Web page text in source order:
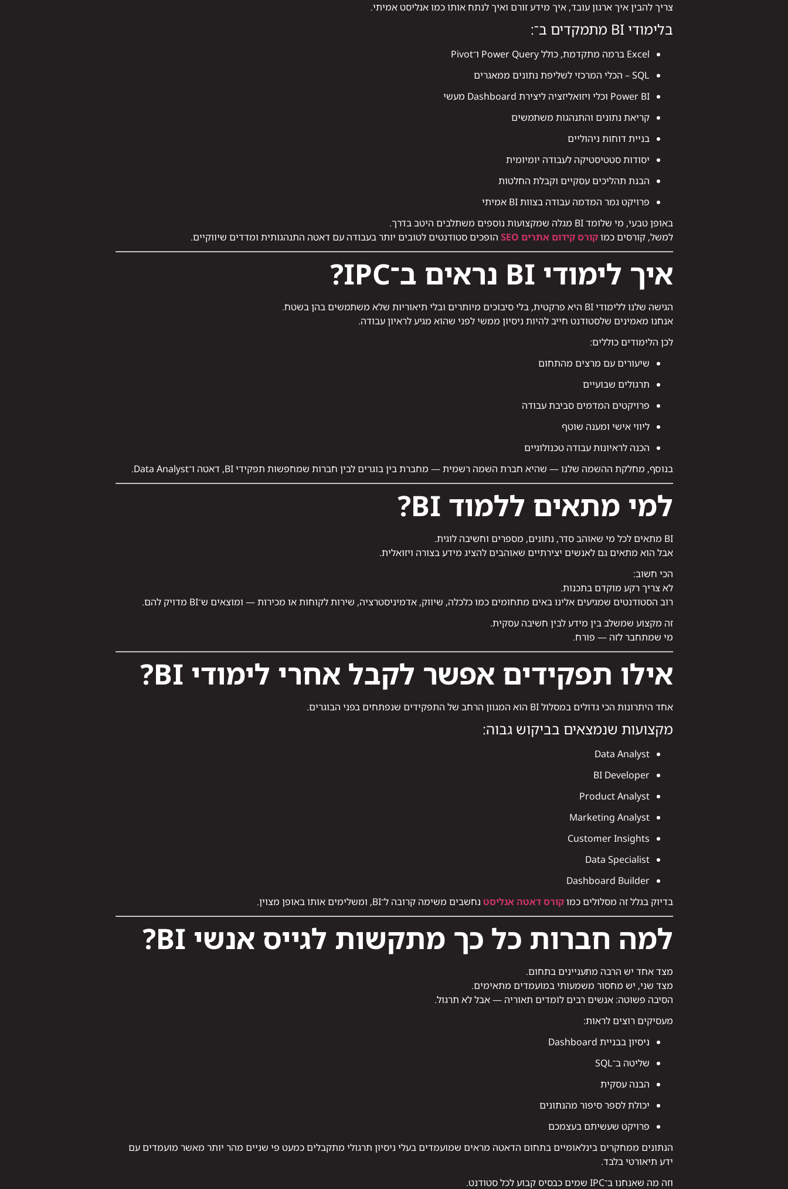
צריך להבין איך ארגון עובד, איך מידע זורם ואיך לנתח אותו כמו אנליסט אמיתי.
בלימודי BI מתמקדים ב־:
Excel ברמה מתקדמת, כולל Power Query ו־Pivot
SQL – הכלי המרכזי לשליפת נתונים ממאגרים
Power BI וכלי ויזואליזציה ליצירת Dashboard מעשי
קריאת נתונים והתנהגות משתמשים
בניית דוחות ניהוליים
יסודות סטטיסטיקה לעבודה יומיומית
הבנת תהליכים עסקיים וקבלת החלטות
פרויקט גמר המדמה עבודה בצוות BI אמיתי
באופן טבעי, מי שלומד BI מגלה שמקצועות נוספים משתלבים היטב בדרך.
למשל, קורסים כמוקורס קידום אתרים SEO הופכים סטודנטים לטובים יותר בעבודה עם דאטה התנהגותית ומדדים שיווקיים.
איך לימודי BI נראים ב־IPC?
הגישה שלנו ללימודי BI היא פרקטית, בלי סיבוכים מיותרים ובלי תיאוריות שלא משתמשים בהן בשטח.
אנחנו מאמינים שלסטודנט חייב להיות ניסיון ממשי לפני שהוא מגיע לראיון עבודה.
לכן הלימודים כוללים:
שיעורים עם מרצים מהתחום
תרגולים שבועיים
פרויקטים המדמים סביבת עבודה
ליווי אישי ומענה שוטף
הכנה לראיונות עבודה טכנולוגיים
בנוסף, מחלקת ההשמה שלנו — שהיא חברת השמה רשמית — מחברת בין בוגרים לבין חברות שמחפשות תפקידי BI, דאטה ו־Data Analyst.
למי מתאים ללמוד BI?
BI מתאים לכל מי שאוהב סדר, נתונים, מספרים וחשיבה לוגית.
אבל הוא מתאים גם לאנשים יצירתיים שאוהבים להציג מידע בצורה ויזואלית.
הכי חשוב:
לא צריך רקע מוקדם בתכנות.
רוב הסטודנטים שמגיעים אלינו באים מתחומים כמו כלכלה, שיווק, אדמיניסטרציה, שירות לקוחות או מכירות — ומוצאים ש־BI מדויק להם.
זה מקצוע שמשלב בין מידע לבין חשיבה עסקית.
מי שמתחבר לזה — פורח.
אילו תפקידים אפשר לקבל אחרי לימודי BI?
אחד היתרונות הכי גדולים במסלול BI הוא המגוון הרחב של התפקידים שנפתחים בפני הבוגרים.
מקצועות שנמצאים בביקוש גבוה:
Data Analyst
BI Developer
Product Analyst
Marketing Analyst
Customer Insights
Data Specialist
Dashboard Builder
בדיוק בגלל זה מסלולים כמוקורס דאטה אנליסט נחשבים משימה קרובה ל־BI, ומשלימים אותו באופן מצוין.
למה חברות כל כך מתקשות לגייס אנשי BI?
מצד אחד יש הרבה מתעניינים בתחום.
מצד שני, יש מחסור משמעותי במועמדים מתאימים.
הסיבה פשוטה: אנשים רבים לומדים תאוריה — אבל לא תרגול.
מעסיקים רוצים לראות:
ניסיון בבניית Dashboard
שליטה ב־SQL
הבנה עסקית
יכולת לספר סיפור מהנתונים
פרויקט שעשיתם בעצמכם
הנתונים ממחקרים בינלאומיים בתחום הדאטה מראים שמועמדים בעלי ניסיון תרגולי מתקבלים כמעט פי שניים מהר יותר מאשר מועמדים עם
ידע תיאורטי בלבד.
וזה מה שאנחנו ב־IPC שמים כבסיס קבוע לכל סטודנט.